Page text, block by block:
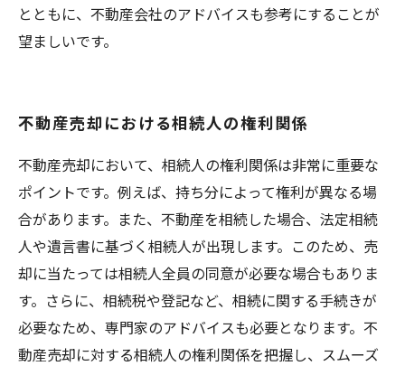
とともに、不動産会社のアドバイスも参考にすることが
望ましいです。
不動産売却における相続人の権利関係
不動産売却において、相続人の権利関係は非常に重要な
ポイントです。例えば、持ち分によって権利が異なる場
合があります。また、不動産を相続した場合、法定相続
人や遺言書に基づく相続人が出現します。このため、売
却に当たっては相続人全員の同意が必要な場合もありま
す。さらに、相続税や登記など、相続に関する手続きが
必要なため、専門家のアドバイスも必要となります。不
動産売却に対する相続人の権利関係を把握し、スムーズ